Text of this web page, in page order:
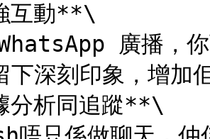
互動**\
下深刻印象，增加
析同追蹤**\